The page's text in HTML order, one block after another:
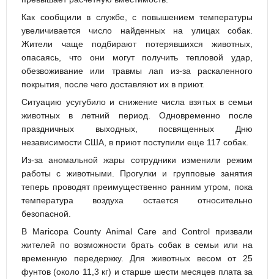
Как сообщили в службе, с повышением температуры
увеличивается число найденных на улицах собак.
Жители чаще подбирают потерявшихся животных,
опасаясь, что они могут получить тепловой удар,
обезвоживание или травмы лап из-за раскаленного
покрытия, после чего доставляют их в приют.
Ситуацию усугубило и снижение числа взятых в семьи
животных в летний период. Одновременно после
праздничных выходных, посвященных Дню
независимости США, в приют поступили еще 117 собак.
Из-за аномальной жары сотрудники изменили режим
работы с животными. Прогулки и групповые занятия
теперь проводят преимущественно ранним утром, пока
температура воздуха остается относительно
безопасной.
В Maricopa County Animal Care and Control призвали
жителей по возможности брать собак в семьи или на
временную передержку. Для животных весом от 25
фунтов (около 11,3 кг) и старше шести месяцев плата за